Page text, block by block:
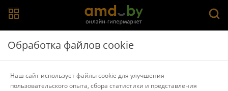
Главная > Каталог товаров
Щетки, расчески, брашинги и
бигуди > Janeke
Щетка Janeke Superbrush 94SP226RSA (нюд/белый)
Обработка файлов cookie
Наш сайт использует файлы cookie для улучшения
пользовательского опыта, сбора статистики и представления